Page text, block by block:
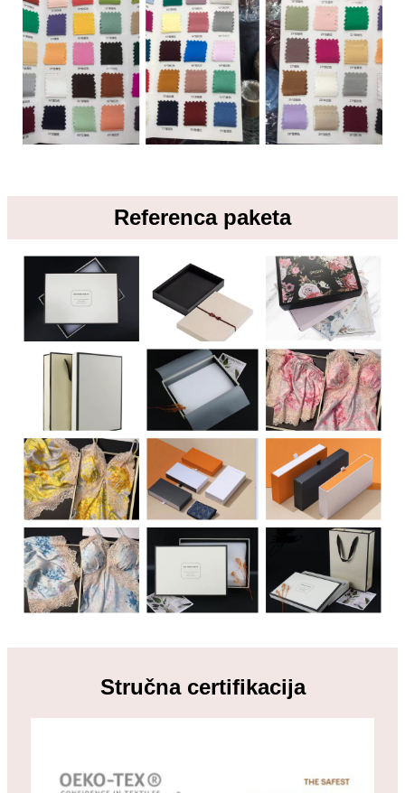
Referenca paketa
Stručna certifikacija